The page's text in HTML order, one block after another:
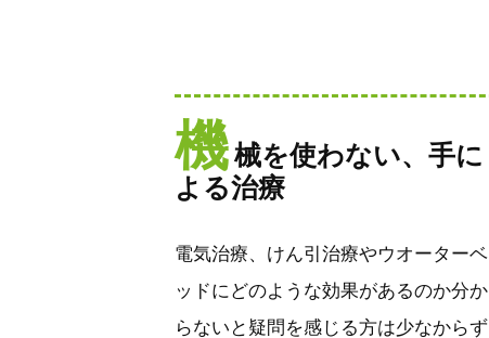
機械を使わない、手に
よる治療
電気治療、けん引治療やウオーターベ
ッドにどのような効果があるのか分か
らないと疑問を感じる方は少なからず